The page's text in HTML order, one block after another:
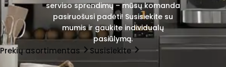
serviso sprendimų – mūsų komanda
pasiruošusi padėti! Susisiekite su
mumis ir gaukite individualų
pasiūlymą.
Prekių asortimentas Susisiekite